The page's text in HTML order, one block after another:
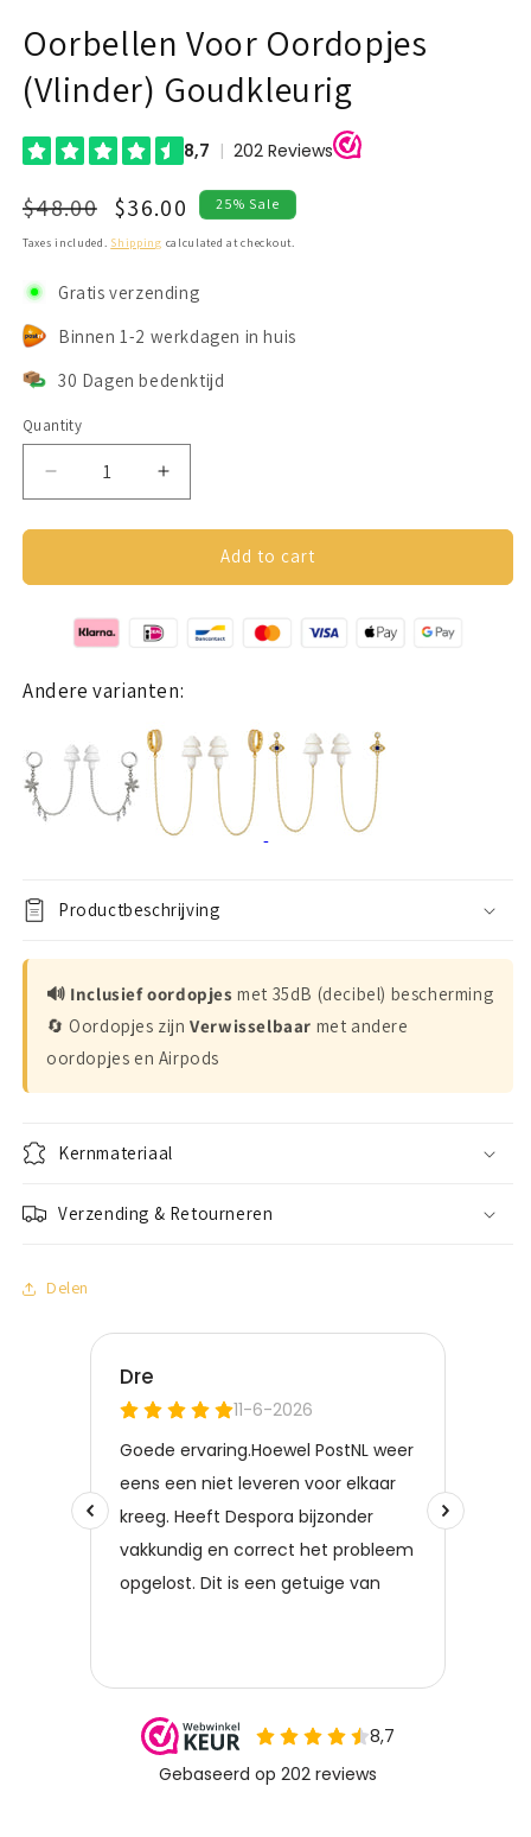
Oorbellen Voor Oordopjes
(Vlinder) Goudkleurig
Regular
$48.00
Sale
$36.00 25% Sale
Taxes included. Shipping calculated at checkout.
Gratis verzending
Binnen 1-2 werkdagen in huis
30 Dagen bedenktijd
Quantity
Decrease
quantity
for
Voor
(Vlinder)
Goudkleurig
Increase
quantity
for
Oorbellen
Voor
(Vlinder)
Add to cart
Andere varianten:
Productbeschrijving
🔊 Inclusief oordopjes met 35dB (decibel) bescherming
🔄 Oordopjes zijnVerwisselbaar met andere
oordopjes en Airpods
Kernmateriaal
Verzending & Retourneren
Delen